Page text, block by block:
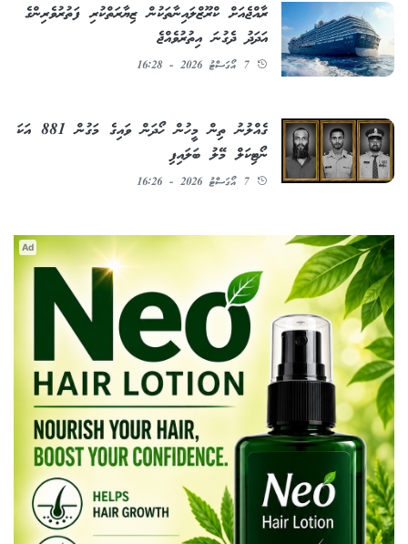
ރާއްޖެއަށް ކްރޫޒްލައިނާތަކުން ޒިޔާރަތްކުރި ފަތުރުވެރިންގެ
އަދަދު ދެގުނަ އިތުރުވެއްޖެ
7 އޯގަސްޓު 2026 - 16:28
ގެއްލުނު ތިން މީހުން ހޯދަން ވައިގެ މަގުން 881 އަކަ
ނޯޓިކަލް މޭލު ބަލައިފި
7 އޯގަސްޓު 2026 - 16:26
Ad